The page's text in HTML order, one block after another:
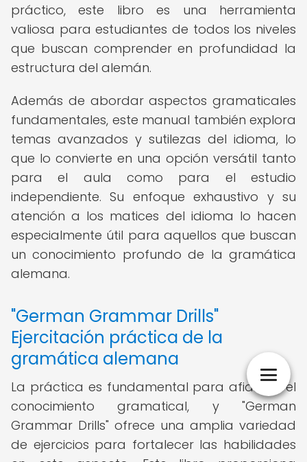
práctico, este libro es una herramienta
valiosa para estudiantes de todos los niveles
que buscan comprender en profundidad la
estructura del alemán.
Además de abordar aspectos gramaticales
fundamentales, este manual también explora
temas avanzados y sutilezas del idioma, lo
que lo convierte en una opción versátil tanto
para el aula como para el estudio
independiente. Su enfoque exhaustivo y su
atención a los matices del idioma lo hacen
especialmente útil para aquellos que buscan
un conocimiento profundo de la gramática
alemana.
"German Grammar Drills"
Ejercitación práctica de la
gramática alemana
La práctica es fundamental para afianzar el
conocimiento gramatical, y "German
Grammar Drills" ofrece una amplia variedad
de ejercicios para fortalecer las habilidades